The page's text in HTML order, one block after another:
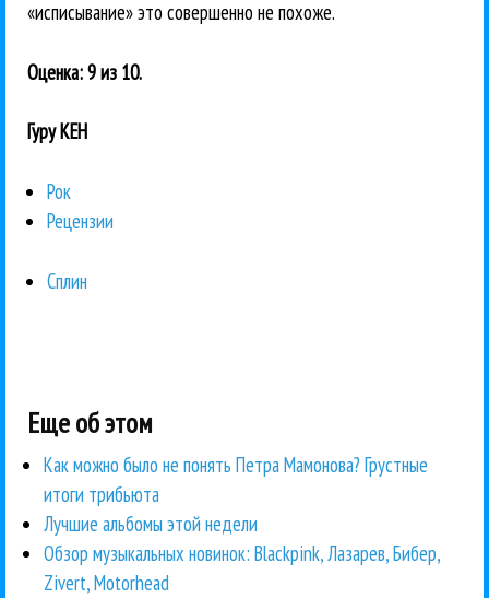
«исписывание» это совершенно не похоже.
Оценка: 9 из 10.
Гуру КЕН
Рок
Рецензии
Сплин
Еще об этом
Как можно было не понять Петра Мамонова? Грустные
итоги трибьюта
Лучшие альбомы этой недели
Обзор музыкальных новинок: Blackpink, Лазарев, Бибер,
Zivert, Motorhead